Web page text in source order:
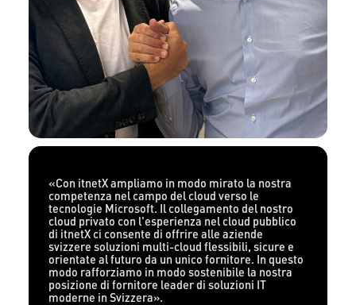
«Con itnetX ampliamo in modo mirato la nostra
competenza nel campo del cloud verso le
tecnologie Microsoft. Il collegamento del nostro
cloud privato con l'esperienza nel cloud pubblico
di itnetX ci consente di offrire alle aziende
svizzere soluzioni multi-cloud flessibili, sicure e
orientate al futuro da un unico fornitore. In questo
modo rafforziamo in modo sostenibile la nostra
posizione di fornitore leader di soluzioni IT
moderne in Svizzera».